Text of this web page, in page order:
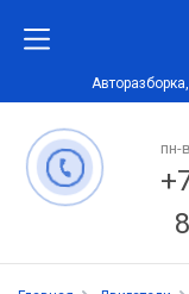
пн-